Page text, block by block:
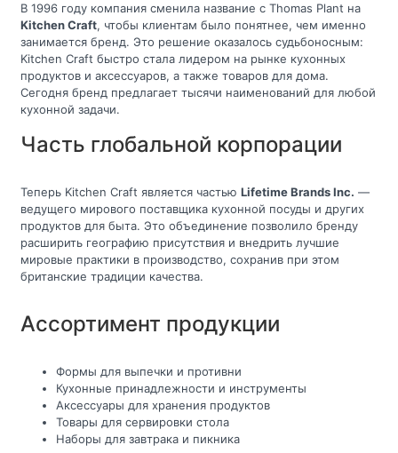
В 1996 году компания сменила название с Thomas Plant на
Kitchen Craft, чтобы клиентам было понятнее, чем именно
занимается бренд. Это решение оказалось судьбоносным:
Kitchen Craft быстро стала лидером на рынке кухонных
продуктов и аксессуаров, а также товаров для дома.
Сегодня бренд предлагает тысячи наименований для любой
кухонной задачи.
Часть глобальной корпорации
Теперь Kitchen Craft является частью Lifetime Brands Inc. —
ведущего мирового поставщика кухонной посуды и других
продуктов для быта. Это объединение позволило бренду
расширить географию присутствия и внедрить лучшие
мировые практики в производство, сохранив при этом
британские традиции качества.
Ассортимент продукции
Формы для выпечки и противни
Кухонные принадлежности и инструменты
Аксессуары для хранения продуктов
Товары для сервировки стола
Наборы для завтрака и пикника